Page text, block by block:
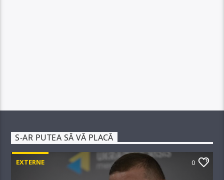
S-AR PUTEA SĂ VĂ PLACĂ
EXTERNE 0